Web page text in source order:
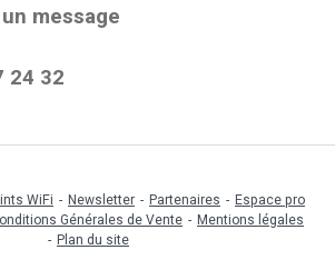
message
24 32
WiFi Newsletter Partenaires
Espace pro
Générales de Vente
Mentions légales
Plan du site